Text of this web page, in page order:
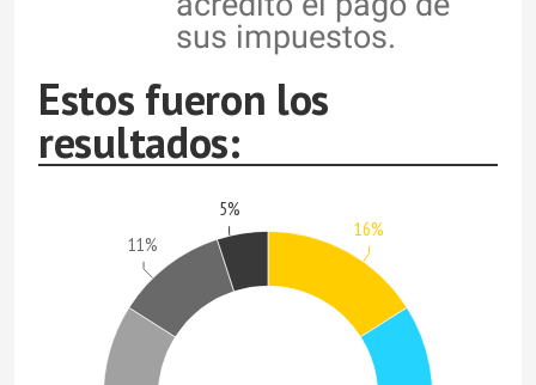
sus impuestos.
Estos fueron los
resultados:
16%
11%
5%